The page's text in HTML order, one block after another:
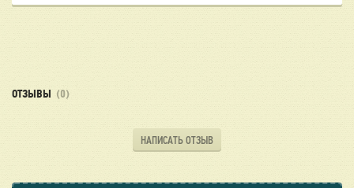
ОТЗЫВЫ (0)
НАПИСАТЬ ОТЗЫВ